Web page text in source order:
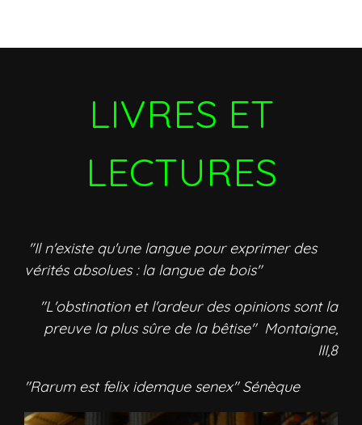
LIVRES ET
LECTURES
"Il n'existe qu'une langue pour exprimer des
vérités absolues : la langue de bois"
"L'obstination et l'ardeur des opinions sont la
preuve la plus sûre de la bêtise" Montaigne,
III,8
"Rarum est felix idemque senex" Sénèque